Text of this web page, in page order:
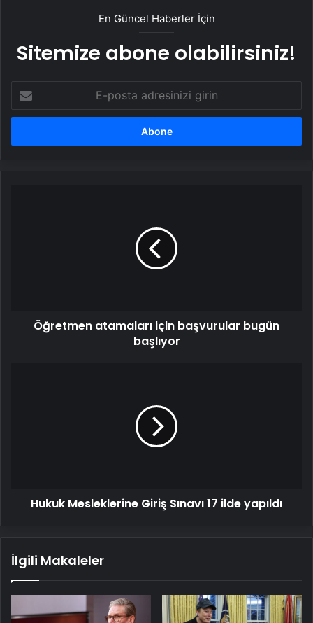
En Güncel Haberler İçin
Sitemize abone olabilirsiniz!
posta
adresinizi
Öğretmen atamaları için başvurular bugün
başlıyor
Hukuk Mesleklerine Giriş Sınavı 17 ilde yapıldı
İlgili Makaleler